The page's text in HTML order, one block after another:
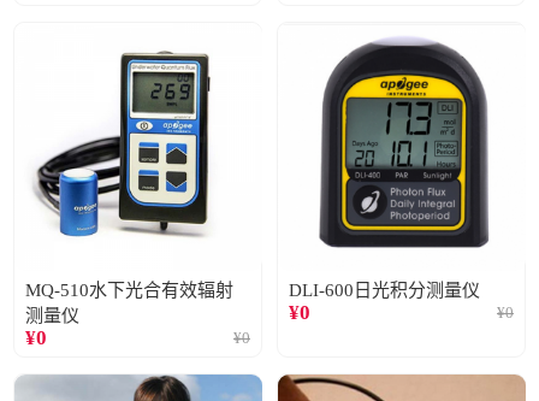
MQ-510水下光合有效辐射
测量仪
¥0 ¥0
DLI-600日光积分测量仪
¥0 ¥0